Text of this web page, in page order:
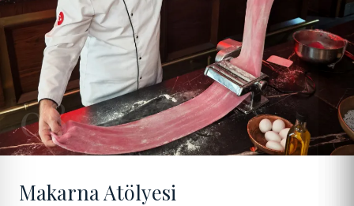
08
Makarna Atölyesi